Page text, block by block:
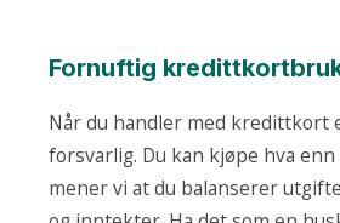
Fornuftig
Når du handler med kredittkort
forsvarlig. Du kan kjøpe hva
mener vi at du balanserer